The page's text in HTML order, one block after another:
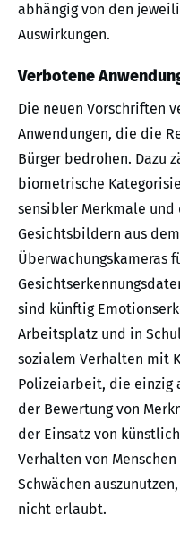
abhängig von den
Auswirkungen.
Verbotene
Die neuen Vorschriften
Anwendungen, die die
Bürger bedrohen. Dazu
biometrische
sensibler Merkmale und
Gesichtsbildern aus
Überwachungskameras
sind künftig
Arbeitsplatz und in
sozialem Verhalten mit
Polizeiarbeit, die einzig
der Bewertung von
der Einsatz von
Verhalten von
Schwächen
nicht erlaubt.